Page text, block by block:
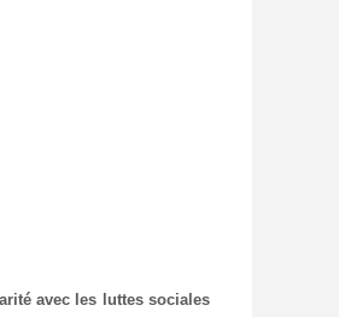
avec les luttes sociales